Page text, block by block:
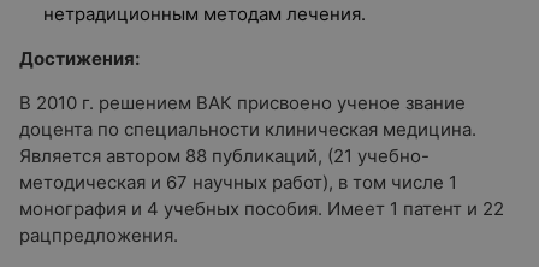
нетрадиционным методам лечения.
Достижения:
В 2010 г. решением ВАК присвоено ученое звание
доцента по специальности клиническая медицина.
Является автором 88 публикаций, (21 учебно-
методическая и 67 научных работ), в том числе 1
монография и 4 учебных пособия. Имеет 1 патент и 22
рацпредложения.